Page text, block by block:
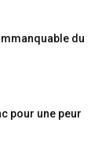
du
pour une peur